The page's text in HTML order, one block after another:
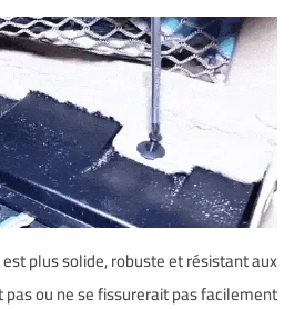
plus solide, robuste et résistant aux
ou ne se fissurerait pas facilement.